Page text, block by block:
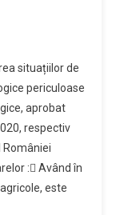
situațiilor de
periculoase
aprobat
respectiv
României
: Având în
este